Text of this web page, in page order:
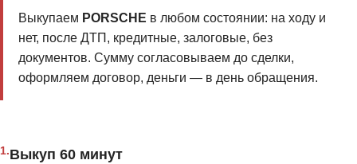
Выкупаем PORSCHE в любом состоянии: на ходу и
нет, после ДТП, кредитные, залоговые, без
документов. Сумму согласовываем до сделки,
оформляем договор, деньги — в день обращения.
1.Выкуп 60 минут